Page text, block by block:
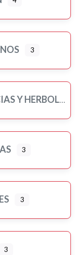
3
HERBOLARIOS
3
3
3